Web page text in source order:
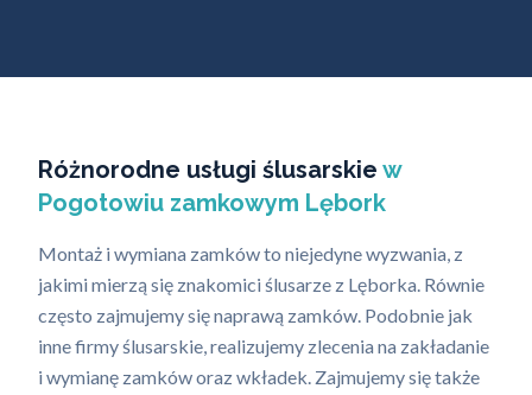
Różnorodne usługi ślusarskie w
Pogotowiu zamkowym Lębork
Montaż i wymiana zamków to niejedyne wyzwania, z
jakimi mierzą się znakomici ślusarze z Lęborka. Równie
często zajmujemy się naprawą zamków. Podobnie jak
inne firmy ślusarskie, realizujemy zlecenia na zakładanie
i wymianę zamków oraz wkładek. Zajmujemy się także